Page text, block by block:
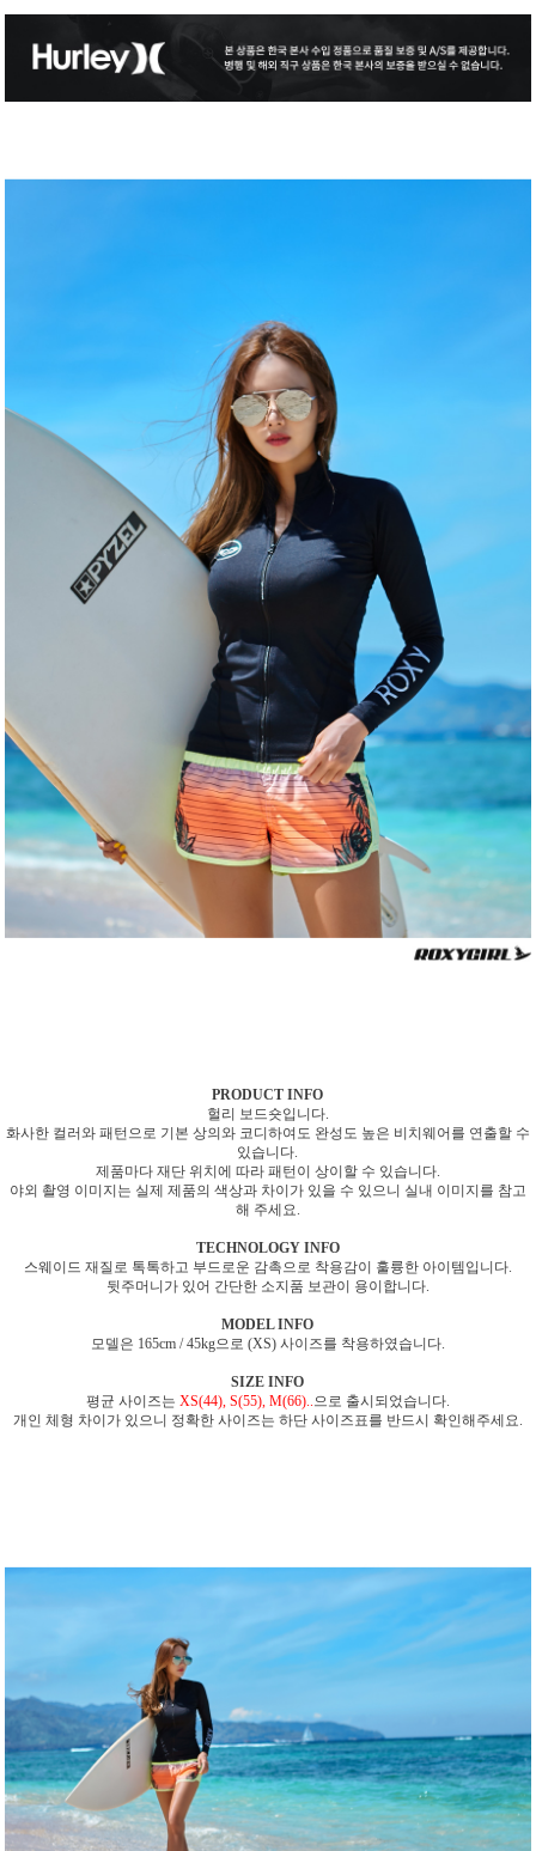
PRODUCT INFO
헐리 보드숏입니다.
화사한 컬러와 패턴으로 기본 상의와 코디하여도 완성도 높은 비치웨어를 연출할 수
있습니다.
제품마다 재단 위치에 따라 패턴이 상이할 수 있습니다.
야외 촬영 이미지는 실제 제품의 색상과 차이가 있을 수 있으니 실내 이미지를 참고
해 주세요.
TECHNOLOGY INFO
스웨이드 재질로 톡톡하고 부드로운 감촉으로 착용감이 훌륭한 아이템입니다.
뒷주머니가 있어 간단한 소지품 보관이 용이합니다.
MODEL INFO
모델은 165cm / 45kg으로 (XS) 사이즈를 착용하였습니다.
SIZE INFO
평균 사이즈는 XS(44), S(55), M(66)..으로 출시되었습니다.
개인 체형 차이가 있으니 정확한 사이즈는 하단 사이즈표를 반드시 확인해주세요.